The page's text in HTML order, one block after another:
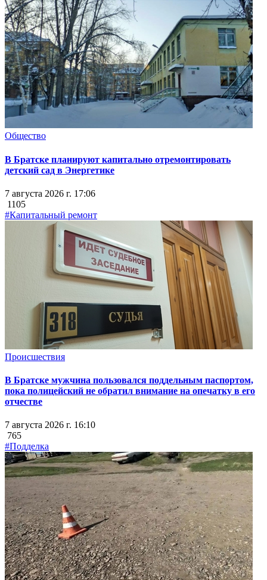
Общество
В Братске планируют капитально отремонтировать
детский сад в Энергетике
7 августа 2026 г. 17:06
1105
#Капитальный ремонт
Происшествия
В Братске мужчина пользовался поддельным паспортом,
пока полицейский не обратил внимание на опечатку в его
отчестве
7 августа 2026 г. 16:10
765
#Подделка